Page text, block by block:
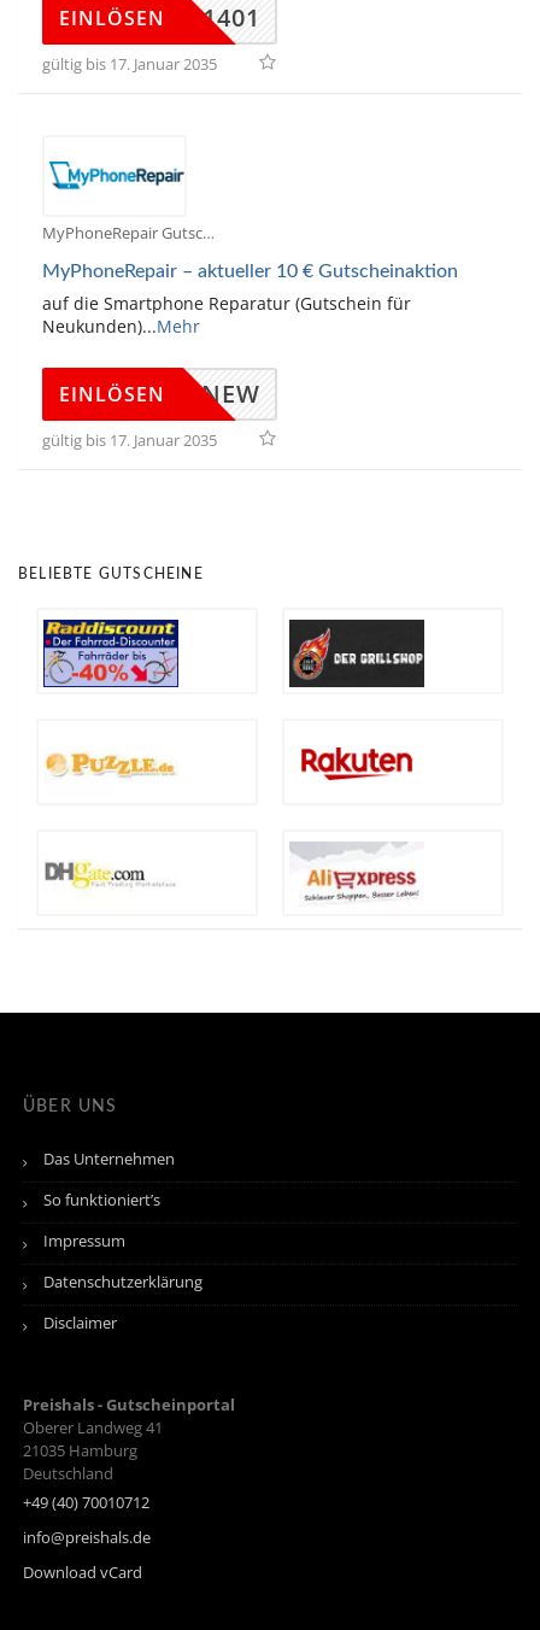
AF121401
EINLÖSEN
gültig bis 17. Januar 2035
MyPhoneRepair Gutscheine
MyPhoneRepair – aktueller 10 € Gutscheinaktion
auf die Smartphone Reparatur (Gutschein für
Neukunden)...Mehr
NEW
EINLÖSEN
gültig bis 17. Januar 2035
BELIEBTE GUTSCHEINE
ÜBER UNS
Das Unternehmen
So funktioniert’s
Impressum
Datenschutzerklärung
Disclaimer
Preishals - Gutscheinportal
Oberer Landweg 41
21035 Hamburg
Deutschland
+49 (40) 70010712
info@preishals.de
Download vCard